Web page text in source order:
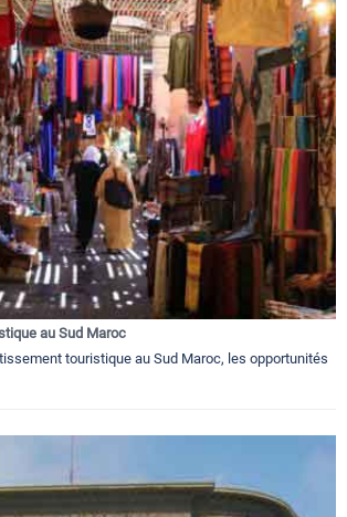
au Sud Maroc
touristique au Sud Maroc, les opportunités